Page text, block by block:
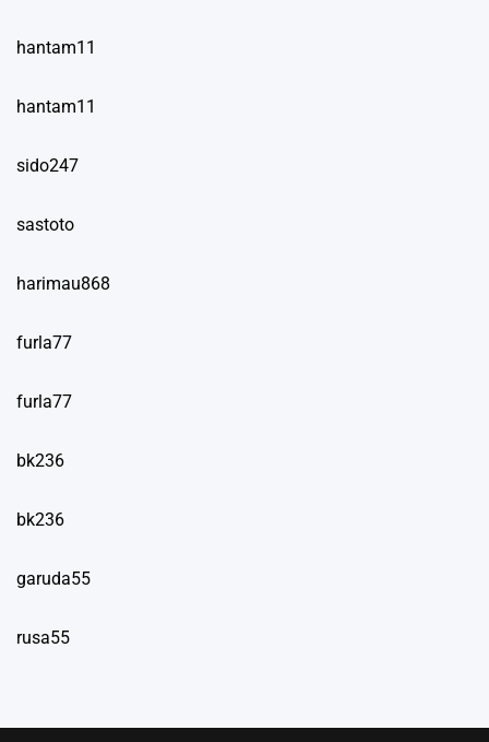
hantam11
hantam11
sido247
sastoto
harimau868
furla77
furla77
bk236
bk236
garuda55
rusa55